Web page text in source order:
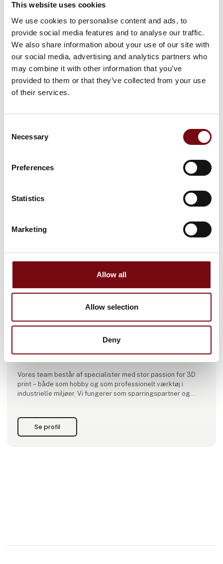
This website uses cookies
We use cookies to personalise content and ads, to
provide social media features and to analyse our traffic.
We also share information about your use of our site with
our social media, advertising and analytics partners who
may combine it with other information that you’ve
provided to them or that they’ve collected from your use
of their services.
Selection
Necessary
Preferences
Statistics
Marketing
Allow all
Allow selection
Deny
Flere produkter fra 3D Printeq
På messen
CreatBot D600 Pro 2 HS FDM 3D printer
3D Printeq
3D Printeq er et dansk brand med rødder i Edge-Team, en
softwareløsninger til CAD- og CAM-industrien.
Det betyder, at 3D Printeq ikke blot sælger 3D printere. Vi
tilbyder en helhedsforståelse for, hvordan 3D print kan skabe
værdi i både design- og produktionsprocesser.
Vores team består af specialister med stor passion for 3D
print – både som hobby og som professionelt værktøj i
industrielle miljøer. Vi fungerer som sparringspartner og
Se profil